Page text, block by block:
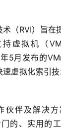
（RVI）旨在
虚拟机（
5月发布的
虚拟化索引
伙伴及解决
的、实用的